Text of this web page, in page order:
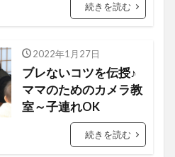
続きを読む
2022年1月27日
ブレないコツを伝授♪
ママのためのカメラ教
室～子連れOK
続きを読む